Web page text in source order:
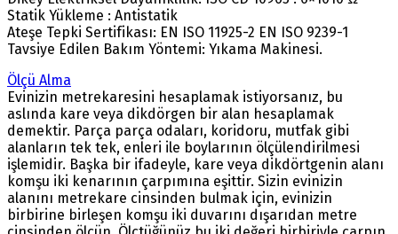
Statik Yükleme : Antistatik
Ateşe Tepki Sertifikası: EN ISO 11925-2 EN ISO 9239-1
Tavsiye Edilen Bakım Yöntemi: Yıkama Makinesi.
Ölçü Alma
Evinizin metrekaresini hesaplamak istiyorsanız, bu
aslında kare veya dikdörgen bir alan hesaplamak
demektir. Parça parça odaları, koridoru, mutfak gibi
alanların tek tek, enleri ile boylarının ölçülendirilmesi
işlemidir. Başka bir ifadeyle, kare veya dikdörtgenin alanı
komşu iki kenarının çarpımına eşittir. Sizin evinizin
alanını metrekare cinsinden bulmak için, evinizin
birbirine birleşen komşu iki duvarını dışarıdan metre